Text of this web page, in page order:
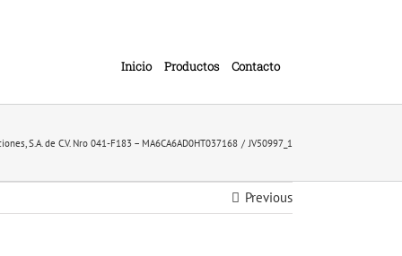
Inicio Productos Contacto
S.A. de C.V. Nro 041-F183 – MA6CA6AD0HT037168 JV50997_1
Previous